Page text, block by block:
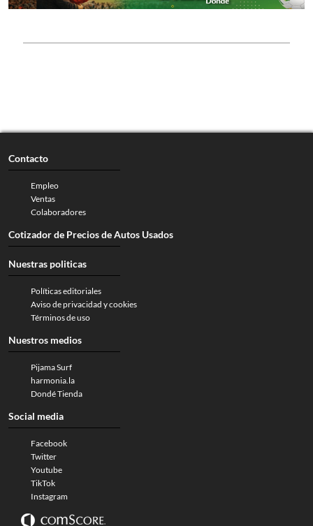
Contacto
Empleo
Ventas
Colaboradores
Cotizador de Precios de Autos Usados
Nuestras politicas
Políticas editoriales
Aviso de privacidad y cookies
Términos de uso
Nuestros medios
Pijama Surf
harmonia.la
Dondé Tienda
Social media
Facebook
Twitter
Youtube
TikTok
Instagram